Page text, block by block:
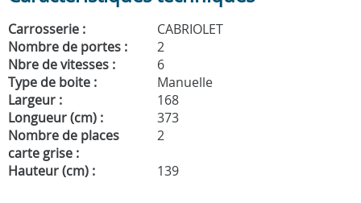
Carrosserie :
CABRIOLET
Nombre de portes :
2
Nbre de vitesses :
6
Type de boite :
Manuelle
Largeur :
168
Longueur (cm) :
373
Nombre de places
carte grise :
2
Hauteur (cm) :
139